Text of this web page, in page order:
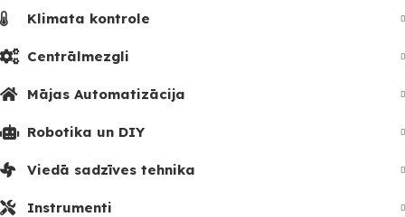
Klimata kontrole
Centrālmezgli
Mājas Automatizācija
Robotika un DIY
Viedā sadzīves tehnika
Instrumenti